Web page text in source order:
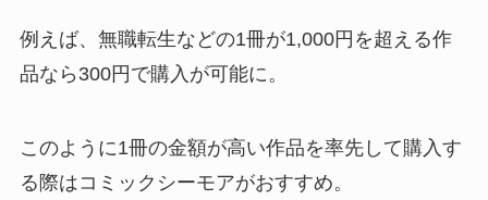
例えば、無職転生などの1冊が1,000円を超える作
品なら300円で購入が可能に。
このように1冊の金額が高い作品を率先して購入す
る際はコミックシーモアがおすすめ。